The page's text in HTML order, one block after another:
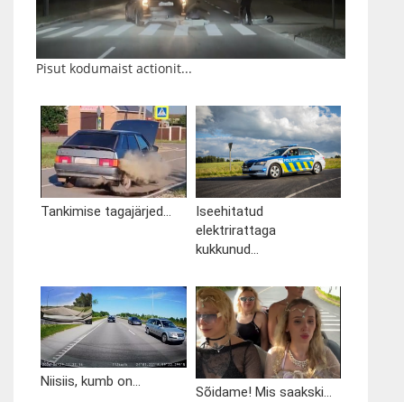
Pisut kodumaist actionit...
Tankimise tagajärjed...
Iseehitatud
elektrirattaga
kukkunud...
Niisiis, kumb on...
Sõidame! Mis saakski...